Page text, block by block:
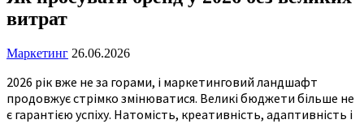
витрат
Маркетинг 26.06.2026
2026 рік вже не за горами, і маркетинговий ландшафт
продовжує стрімко змінюватися. Великі бюджети більше не
є гарантією успіху. Натомість, креативність, адаптивність і